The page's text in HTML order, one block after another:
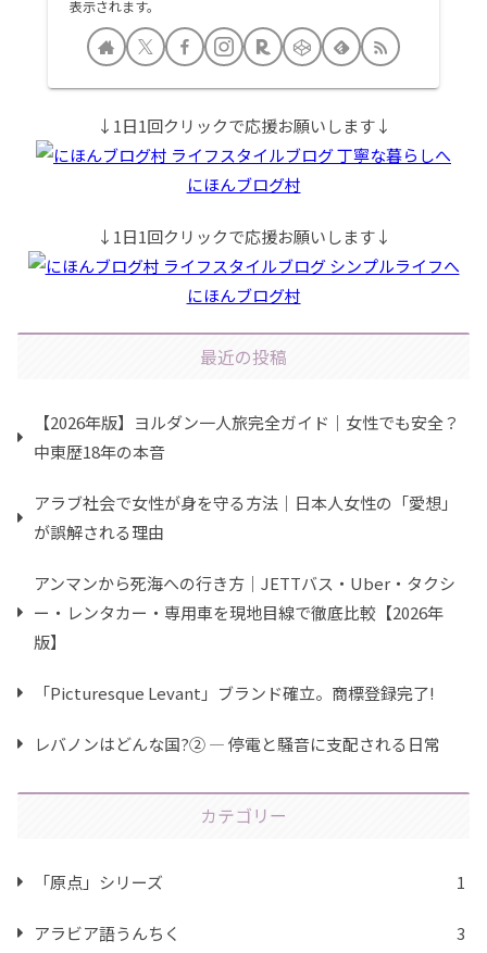
表示されます。
↓1日1回クリックで応援お願いします↓
にほんブログ村
↓1日1回クリックで応援お願いします↓
にほんブログ村
最近の投稿
【2026年版】ヨルダン一人旅完全ガイド｜女性でも安全？
中東歴18年の本音
アラブ社会で女性が身を守る方法｜日本人女性の「愛想」
が誤解される理由
アンマンから死海への行き方｜JETTバス・Uber・タクシ
ー・レンタカー・専用車を現地目線で徹底比較【2026年
版】
「Picturesque Levant」ブランド確立。商標登録完了!
レバノンはどんな国?② ― 停電と騒音に支配される日常
カテゴリー
「原点」シリーズ 1
アラビア語うんちく 3